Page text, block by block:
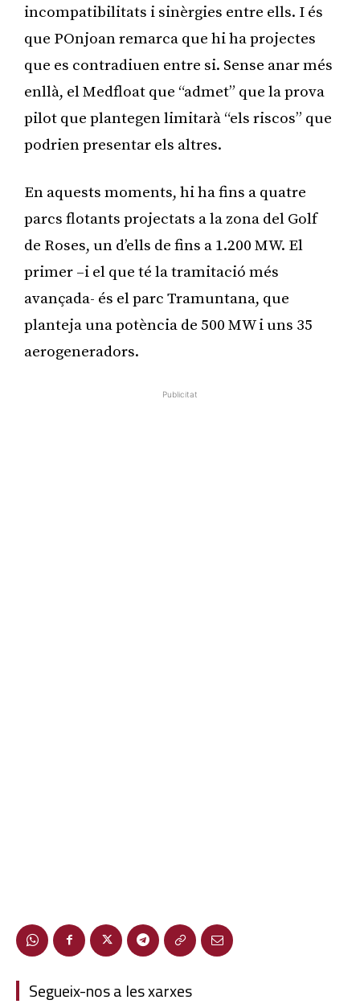
incompatibilitats i sinèrgies entre ells. I és
que POnjoan remarca que hi ha projectes
que es contradiuen entre si. Sense anar més
enllà, el Medfloat que “admet” que la prova
pilot que plantegen limitarà “els riscos” que
podrien presentar els altres.
En aquests moments, hi ha fins a quatre
parcs flotants projectats a la zona del Golf
de Roses, un d’ells de fins a 1.200 MW. El
primer –i el que té la tramitació més
avançada- és el parc Tramuntana, que
planteja una potència de 500 MW i uns 35
aerogeneradors.
Publicitat
Segueix-nos a les xarxes